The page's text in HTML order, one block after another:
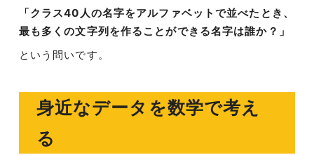
「クラス40人の名字をアルファベットで並べたとき、
最も多くの文字列を作ることができる名字は誰か？」
という問いです。
身近なデータを数学で考え
る